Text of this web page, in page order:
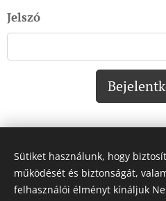
Jelszó
Sütiket használunk, hogy
működését és biztonságát,
felhasználói élményt kínáljuk